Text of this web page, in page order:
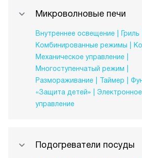
Микроволновые печи
Внутреннее освещение Гриль
Комбинированные режимы
Механическое управление
Многоступенчатый режим
Размораживание
Таймер
«Защита детей»
Электронное
управление
Подогреватели посуды